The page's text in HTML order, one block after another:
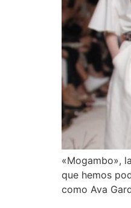
«Mogambo»,
que hemos
como Ava